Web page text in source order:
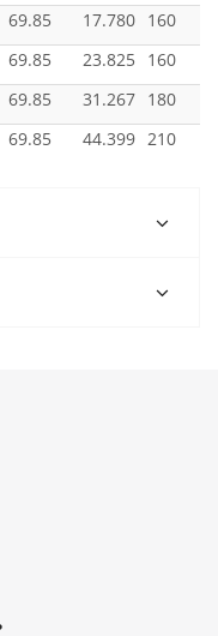
69.85 17.780 160
69.85 23.825 160
69.85 31.267 180
69.85 44.399 210